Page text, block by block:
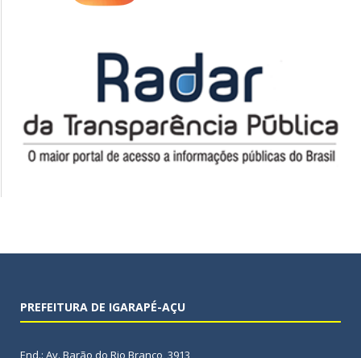
PREFEITURA DE IGARAPÉ-AÇU
End.: Av. Barão do Rio Branco, 3913